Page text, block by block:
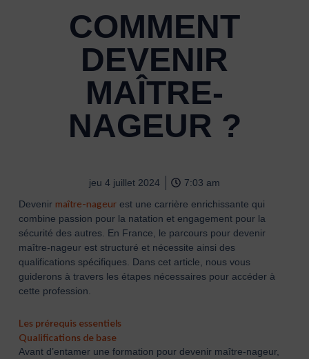
COMMENT
DEVENIR
MAÎTRE-
NAGEUR ?
jeu 4 juillet 2024
7:03 am
Devenir maître-nageurest une carrière enrichissante qui
combine passion pour la natation et engagement pour la
sécurité des autres. En France, le parcours pour devenir
maître-nageur est structuré et nécessite ainsi des
qualifications spécifiques. Dans cet article, nous vous
guiderons à travers les étapes nécessaires pour accéder à
cette profession.
Les prérequis essentiels
Qualifications de base
Avant d’entamer une formation pour devenir maître-nageur,